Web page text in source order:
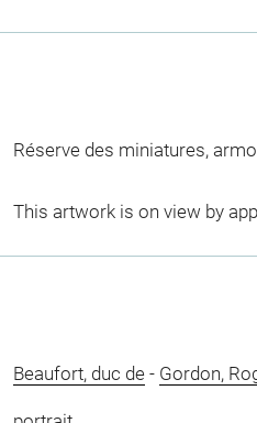
Réserve des miniatures,
This artwork is on view by
Beaufort, duc de- Gordon,